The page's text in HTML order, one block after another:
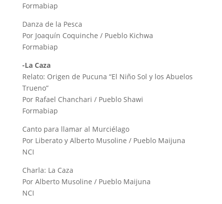
Formabiap
Danza de la Pesca
Por Joaquín Coquinche / Pueblo Kichwa
Formabiap
-La Caza
Relato: Origen de Pucuna “El Niño Sol y los Abuelos
Trueno”
Por Rafael Chanchari / Pueblo Shawi
Formabiap
Canto para llamar al Murciélago
Por Liberato y Alberto Musoline / Pueblo Maijuna
NCI
Charla: La Caza
Por Alberto Musoline / Pueblo Maijuna
NCI